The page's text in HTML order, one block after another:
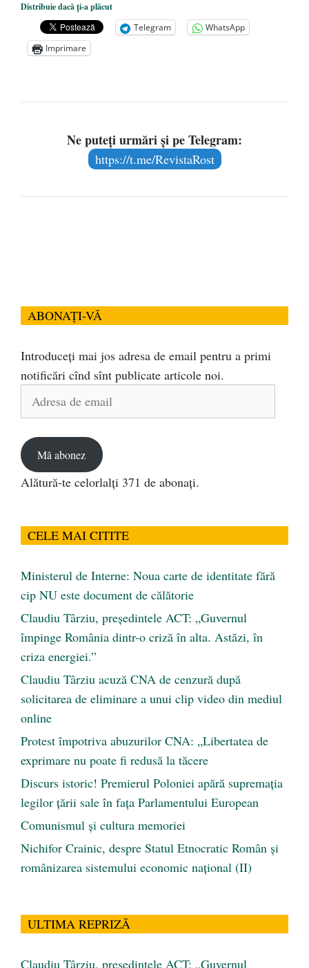
Distribuie dacă ți-a plăcut
Telegram
WhatsApp
Imprimare
Ne puteți urmări și pe Telegram:
https://t.me/RevistaRost
ABONAȚI-VĂ
Introduceți mai jos adresa de email pentru a primi
notificări cînd sînt publicate articole noi.
Adresa
Mă abonez
Alătură-te celorlalți 371 de abonați.
CELE MAI CITITE
Ministerul de Interne: Noua carte de identitate fără
cip NU este document de călătorie
Claudiu Târziu, președintele ACT: „Guvernul
împinge România dintr-o criză în alta. Astăzi, în
criza energiei.”
Claudiu Târziu acuză CNA de cenzură după
solicitarea de eliminare a unui clip video din mediul
online
Protest împotriva abuzurilor CNA: „Libertatea de
exprimare nu poate fi redusă la tăcere
Discurs istoric! Premierul Poloniei apără supremația
legilor țării sale în fața Parlamentului European
Comunismul şi cultura memoriei
Nichifor Crainic, despre Statul Etnocratic Român şi
românizarea sistemului economic naţional (II)
ULTIMA REPRIZĂ
Claudiu Târziu, președintele ACT: „Guvernul